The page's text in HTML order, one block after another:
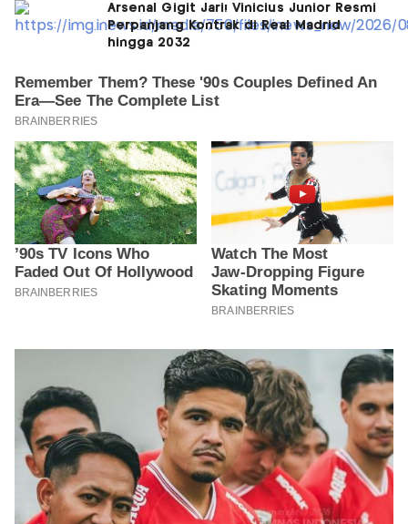
Arsenal Gigit Jari! Vinicius Junior Resmi
Perpanjang Kontrak di Real Madrid
hingga 2032